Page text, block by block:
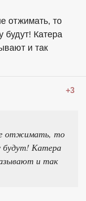
отжимать, то
будут! Катера
и так
+3
отжимать, то
будут! Катера
и так